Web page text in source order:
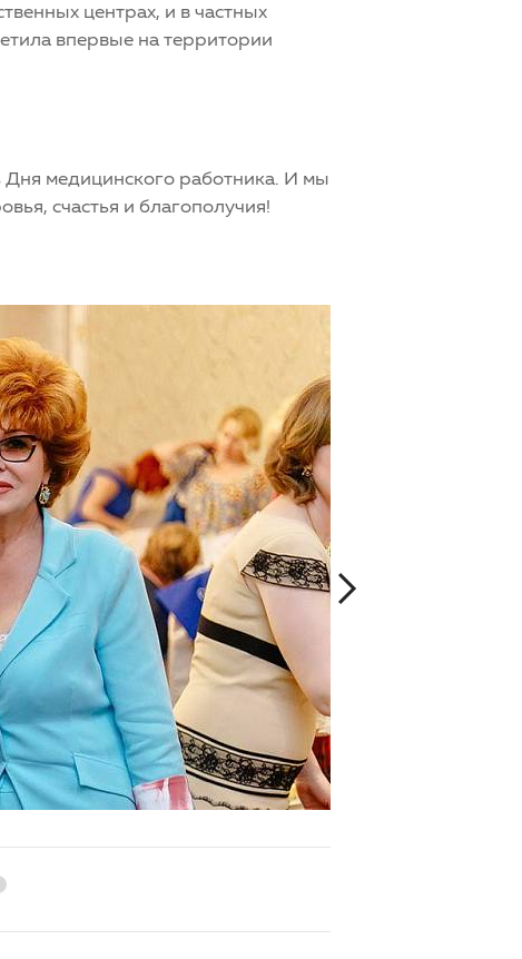
центрах, и в частных
впервые на территории
Дня медицинского работника. И мы
счастья и благополучия!